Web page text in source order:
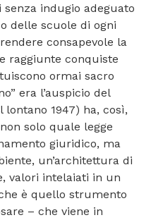
indugio adeguato
delle scuole di ogni
consapevole la
raggiunte conquiste
ormai sacro
era l’auspicio del
lontano 1947) ha, così,
solo quale legge
giuridico, ma
un’architettura di
valori intelaiati in un
è quello strumento
– che viene in